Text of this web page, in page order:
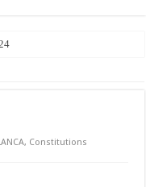
, Constitutions